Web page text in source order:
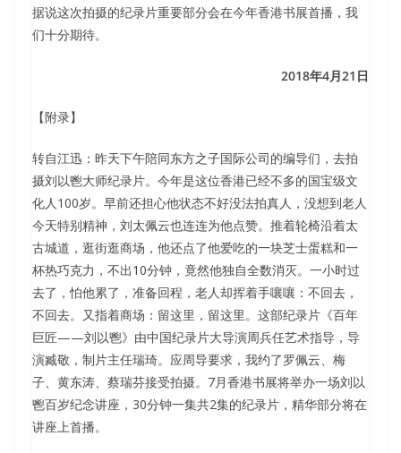
据说这次拍摄的纪录片重要部分会在今年香港书展首播，我
们十分期待。
2018年4月21日
【附录】
转自江迅：昨天下午陪同东方之子国际公司的编导们，去拍
摄刘以鬯大师纪录片。今年是这位香港已经不多的国宝级文
化人100岁。早前还担心他状态不好没法拍真人，没想到老人
今天特别精神，刘太佩云也连连为他点赞。推着轮椅沿着太
古城道，逛街逛商场，他还点了他爱吃的一块芝士蛋糕和一
杯热巧克力，不出10分钟，竟然他独自全数消灭。一小时过
去了，怕他累了，准备回程，老人却挥着手嚷嚷：不回去，
不回去。又指着商场：留这里，留这里。这部纪录片《百年
巨匠——刘以鬯》由中国纪录片大导演周兵任艺术指导，导
演臧敬，制片主任瑞琦。应周导要求，我约了罗佩云、梅
子、黄东涛、蔡瑞芬接受拍摄。7月香港书展将举办一场刘以
鬯百岁纪念讲座，30分钟一集共2集的纪录片，精华部分将在
讲座上首播。